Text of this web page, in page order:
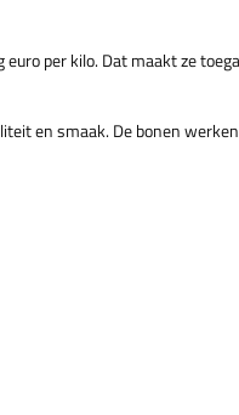
per kilo. Dat maakt ze
en smaak. De bonen